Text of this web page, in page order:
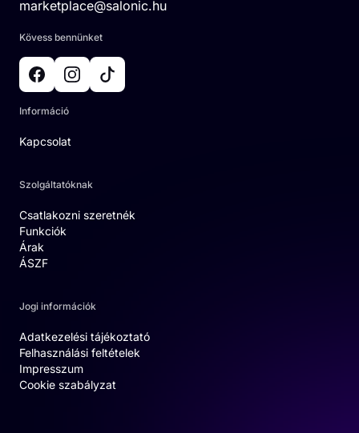
marketplace@salonic.hu
Kövess bennünket
Információ
Kapcsolat
Szolgáltatóknak
Csatlakozni szeretnék
Funkciók
Árak
ÁSZF
Jogi információk
Adatkezelési tájékoztató
Felhasználási feltételek
Impresszum
Cookie szabályzat